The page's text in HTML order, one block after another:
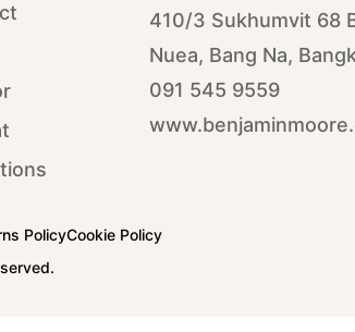
410/3 Sukhumvit 68
Nuea, Bang Na,
091 545 9559
PolicyCookie Policy